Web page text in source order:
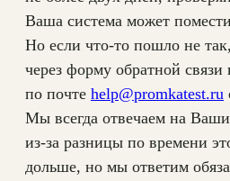
5
Ваша система может
Но если что-то пошло не
через форму обратной
по почте help@promkatest.ru
Мы всегда отвечаем на
из-за разницы по времени
дольше, но мы ответим